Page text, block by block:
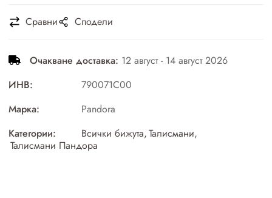
Сравни Сподели
Очакване доставка: 12 август - 14 август 2026
ИНВ:
790071C00
Марка:
Pandora
Категории:
Всички бижута,Талисмани,
Талисмани Пандора